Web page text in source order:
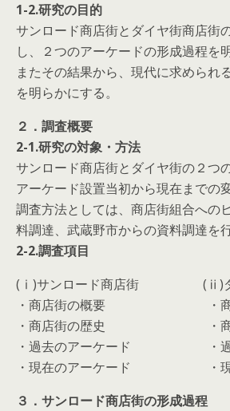
1-2.研究の目的
サンロード商店街とダイヤ街商店街
し、２つのアーケードの形成過程を
またその結果から、現代に求められ
を明らかにする。
２．調査概要
2-1.研究の対象・方法
サンロード商店街とダイヤ街の２つ
アーケード設置当初から現在までの
調査方法としては、商店街組合への
料調達、武蔵野市からの資料調達を行
2-2.調査項目
(ⅰ)サンロード商店街 (ⅱ)ダ
・商店街の概要 ・商店
・商店街の歴史 ・商店
・過去のアーケード ・過去
・現在のアーケード ・現在
３．サンロード商店街の形成過程